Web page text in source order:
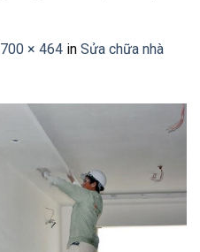
700 × 464 in Sửa chữa nhà